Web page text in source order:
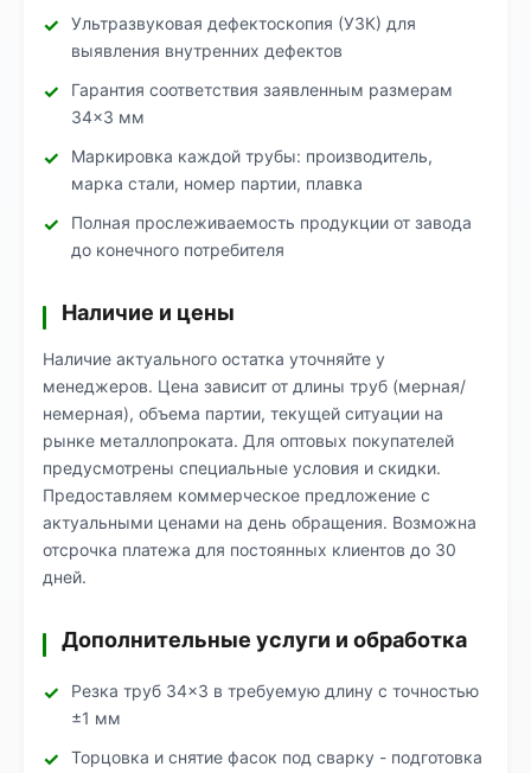
Ультразвуковая дефектоскопия (УЗК) для
выявления внутренних дефектов
Гарантия соответствия заявленным размерам
34×3 мм
Маркировка каждой трубы: производитель,
марка стали, номер партии, плавка
Полная прослеживаемость продукции от завода
до конечного потребителя
Наличие и цены
Наличие актуального остатка уточняйте у
менеджеров. Цена зависит от длины труб (мерная/
немерная), объема партии, текущей ситуации на
рынке металлопроката. Для оптовых покупателей
предусмотрены специальные условия и скидки.
Предоставляем коммерческое предложение с
актуальными ценами на день обращения. Возможна
отсрочка платежа для постоянных клиентов до 30
дней.
Дополнительные услуги и обработка
Резка труб 34×3 в требуемую длину с точностью
±1 мм
Торцовка и снятие фасок под сварку - подготовка